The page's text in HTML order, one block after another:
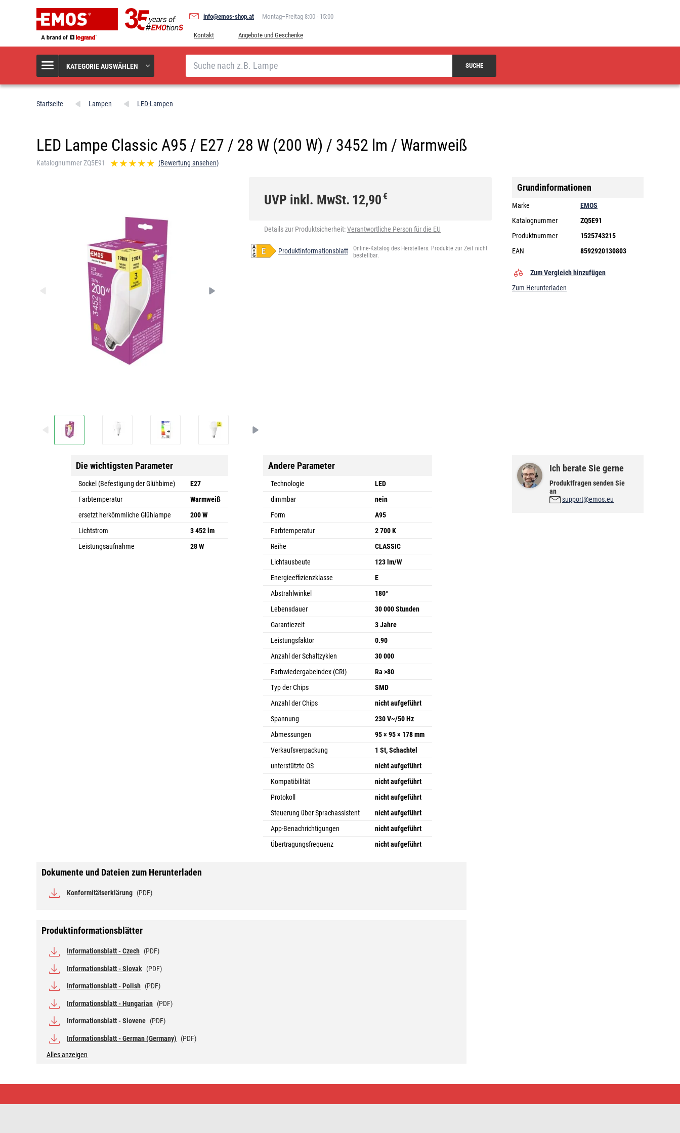
info@emos-shop.at Montag–Freitag 8:00 - 15:00
Kontakt Angebote und Geschenke
KATEGORIE AUSWÄHLEN
Suche
SUCHE
Startseite Lampen LED-Lampen
LED Lampe Classic A95 / E27 / 28 W (200 W) / 3452 lm / Warmweiß
Katalognummer ZQ5E91 (Bewertung ansehen)
UVP inkl. MwSt. 12,90€
Details zur Produktsicherheit:Verantwortliche Person für die EU
Produktinformationsblatt
Online-Katalog des Herstellers. Produkte zur Zeit nicht
bestellbar.
Grundinformationen
Marke
EMOS
Katalognummer
ZQ5E91
Produktnummer
1525743215
EAN
8592920130803
Zum Vergleich hinzufügen
Zum Herunterladen
Die wichtigsten Parameter
Sockel (Befestigung der Glühbirne)
E27
Farbtemperatur
Warmweiß
ersetzt herkömmliche Glühlampe
200 W
Lichtstrom
3 452 lm
Leistungsaufnahme
28 W
Andere Parameter
Technologie
LED
dimmbar
nein
Form
A95
Farbtemperatur
2 700 K
Reihe
CLASSIC
Lichtausbeute
123 lm/W
Energieeffizienzklasse
E
Abstrahlwinkel
180°
Lebensdauer
30 000 Stunden
Garantiezeit
3 Jahre
Leistungsfaktor
0.90
Anzahl der Schaltzyklen
30 000
Farbwiedergabeindex (CRI)
Ra >80
Typ der Chips
SMD
Anzahl der Chips
nicht aufgeführt
Spannung
230 V~/50 Hz
Abmessungen
95 × 95 × 178 mm
Verkaufsverpackung
1 St, Schachtel
unterstützte OS
nicht aufgeführt
Kompatibilität
nicht aufgeführt
Protokoll
nicht aufgeführt
Steuerung über Sprachassistent
nicht aufgeführt
App-Benachrichtigungen
nicht aufgeführt
Übertragungsfrequenz
nicht aufgeführt
Dokumente und Dateien zum Herunterladen
Konformitätserklärung (PDF)
Produktinformationsblätter
Informationsblatt - Czech (PDF)
Informationsblatt - Slovak (PDF)
Informationsblatt - Polish (PDF)
Informationsblatt - Hungarian (PDF)
Informationsblatt - Slovene (PDF)
Informationsblatt - German (Germany) (PDF)
Alles anzeigen
Ich berate Sie gerne
Produktfragen senden Sie
an
support@emos.eu
Classic